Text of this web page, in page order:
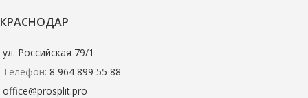
КРАСНОДАР
ул. Российская 79/1
Телефон: 8 964 899 55 88
office@prosplit.pro